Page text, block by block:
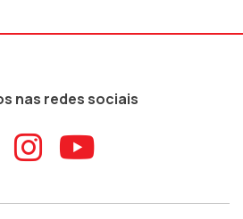
nas redes sociais
ao
Aceder ao
Aceder